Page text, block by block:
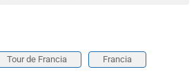
Tour de Francia Francia